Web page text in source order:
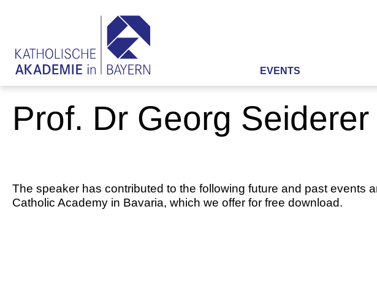
EVENTS
Prof. Dr Georg Seiderer
The speaker has contributed to the following future and past events
Catholic Academy in Bavaria, which we offer for free download.